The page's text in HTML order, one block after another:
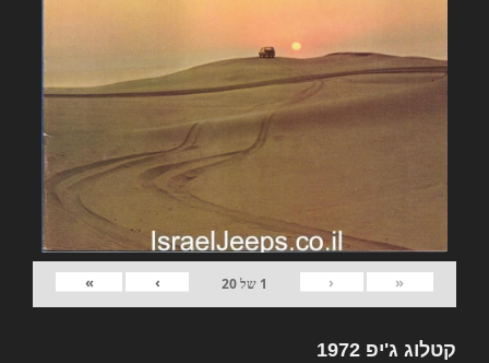
«
‹
1 של20
›
»
קטלוג ג'יפ 1972